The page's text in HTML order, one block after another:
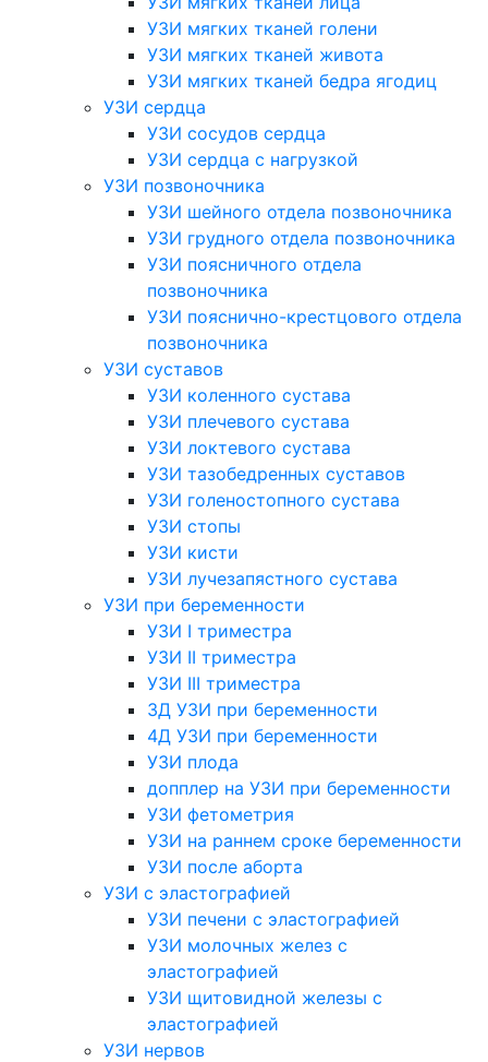
УЗИ мягких тканей голени
УЗИ мягких тканей живота
УЗИ мягких тканей бедра ягодиц
УЗИ сердца
УЗИ сосудов сердца
УЗИ сердца с нагрузкой
УЗИ позвоночника
УЗИ шейного отдела позвоночника
УЗИ грудного отдела позвоночника
УЗИ поясничного отдела
позвоночника
УЗИ пояснично-крестцового отдела
позвоночника
УЗИ суставов
УЗИ коленного сустава
УЗИ плечевого сустава
УЗИ локтевого сустава
УЗИ тазобедренных суставов
УЗИ голеностопного сустава
УЗИ стопы
УЗИ кисти
УЗИ лучезапястного сустава
УЗИ при беременности
УЗИ I триместра
УЗИ II триместра
УЗИ III триместра
3Д УЗИ при беременности
4Д УЗИ при беременности
УЗИ плода
допплер на УЗИ при беременности
УЗИ фетометрия
УЗИ на раннем сроке беременности
УЗИ после аборта
УЗИ с эластографией
УЗИ печени с эластографией
УЗИ молочных желез с
эластографией
УЗИ щитовидной железы с
эластографией
УЗИ нервов